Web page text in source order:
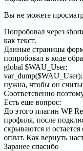
Вы не можете
Попробовал через
как текст.
Данные страницы
попробовал в коде
global $WAU_User;
нужна, чтобы он
Соответсвенно
Есть еще вопрос:
До этого плагин WP
профиля, после
скрываются и
оплат. Как вернуть
Заранее спасибо